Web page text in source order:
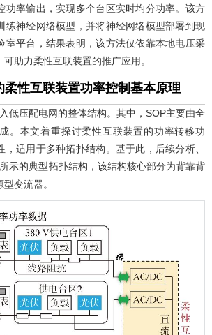
功率输出，实现多个台区实时均分功率。该方
练神经网络模型，并将神经网络模型部署到现
室平台，结果表明，该方法仅依靠本地电压采
助力柔性互联装置的推广应用。
柔性互联装置功率控制基本原理
低压配电网的整体结构。其中，SOP主要由全
。本文着重探讨柔性互联装置的功率转移功
，适用于多种拓扑结构。基于此，后续分析、
所示的典型拓扑结构，该结构核心部分为背靠背
变流器。